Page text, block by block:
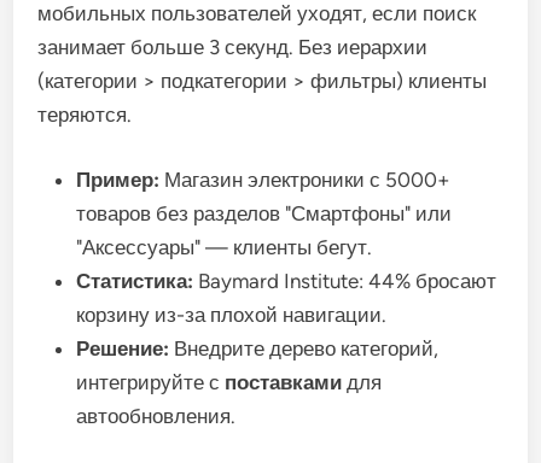
мобильных пользователей уходят, если поиск
занимает больше 3 секунд. Без иерархии
(категории > подкатегории > фильтры) клиенты
теряются.
Пример: Магазин электроники с 5000+
товаров без разделов "Смартфоны" или
"Аксессуары" — клиенты бегут.
Статистика: Baymard Institute: 44% бросают
корзину из-за плохой навигации.
Решение: Внедрите дерево категорий,
интегрируйте с поставками для
автообновления.